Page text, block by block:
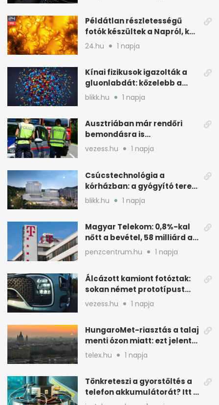
Példátlan részletességű
fotók készültek a Napról, két
rejtély is tisztulhat
24.hu 1 napja
Kínai fizikusok igazolták a
gluonlabdát: közelebb a
standard modellhez
blikk.hu 1 napja
Ausztriában már rendőri
bemondásra is
büntethetnek
gyorshajtásért
vezess.hu 1 napja
Csúcstechnológia a
kórházban: a gyógyító terek
kulcsa az áramlás
blikk.hu 1 napja
Magyar Telekom: 0,8%-kal
nőtt a bevétel, 58 milliárd a
nyereség
penzcentrum.hu 1 napja
Álcázott kamiont fotóztak:
sokan német prototípust
sejtenek mögötte
vezess.hu 1 napja
HungaroMet-riasztás a talaj
menti ózon miatt: ezt jelenti
a gyakorlatban
telex.hu 1 napja
Tönkreteszi a gyorstöltés a
telefon akkumulátorát? Itt a
válasz